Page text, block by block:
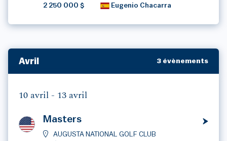
2 250 000 $ Eugenio Chacarra
Avril 3 évènements
10 avril - 13 avril
Masters
AUGUSTA NATIONAL GOLF CLUB